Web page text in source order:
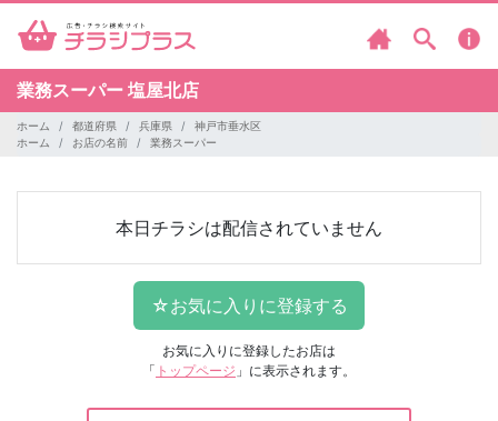
業務スーパー 塩屋北店
ホーム 都道府県 兵庫県
神戸市垂水区
ホーム
お店の名前 業務スーパー
本日チラシは配信されていません
お気に入りに登録したお店は
「 トップページ 」に表示されます。